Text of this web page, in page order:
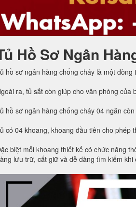
Hồ Sơ Ngân
hồ sơ ngân hàng chống cháy là một
ra, tủ sắt còn giúp cho văn phòng của
hồ sơ ngân hàng chống cháy 04 ngăn
có 04 khoang, khoang đầu tiên cho phép
biệt mỗi khoang thiết kế có chức năng
lưu trữ, cất giữ và dễ dàng tìm kiếm khi